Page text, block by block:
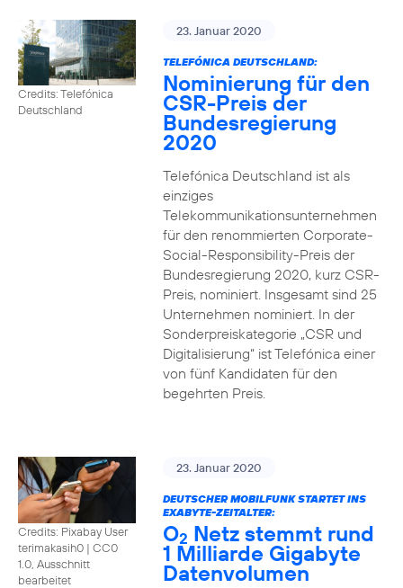
Credits: Telefónica
Deutschland
23. Januar 2020
TELEFÓNICA DEUTSCHLAND:
Nominierung für den
CSR-Preis der
Bundesregierung
2020
Telefónica Deutschland ist als
einziges
Telekommunikationsunternehmen
für den renommierten Corporate-
Social-Responsibility-Preis der
Bundesregierung 2020, kurz CSR-
Preis, nominiert. Insgesamt sind 25
Unternehmen nominiert. In der
Sonderpreiskategorie „CSR und
Digitalisierung“ ist Telefónica einer
von fünf Kandidaten für den
begehrten Preis.
Credits: Pixabay User
terimakasih0 | CC0
1.0, Ausschnitt
bearbeitet
23. Januar 2020
DEUTSCHER MOBILFUNK STARTET INS
EXABYTE-ZEITALTER:
O2 Netz stemmt rund
1 Milliarde Gigabyte
Datenvolumen